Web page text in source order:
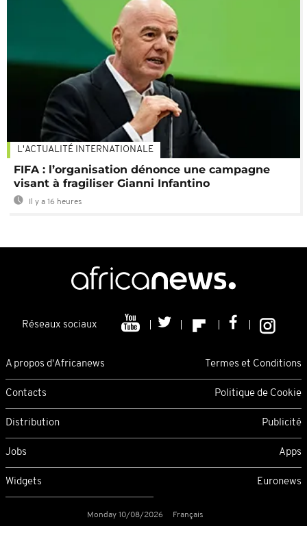
L'ACTUALITÉ INTERNATIONALE
FIFA : l’organisation dénonce une campagne
visant à fragiliser Gianni Infantino
Il y a 16 heures
Réseaux sociaux
A propos d'Africanews Termes et Conditions
Contacts Politique de Cookie
Distribution Publicité
Jobs Apps
Widgets Euronews
Monday 10/08/2026